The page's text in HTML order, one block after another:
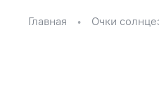
Главная Очки